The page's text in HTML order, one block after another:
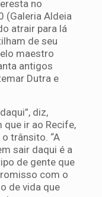
no
(Galeria Aldeia
atrair para lá
de seu
maestro
antigos
Dutra e
diz,
que ir ao Recife,
trânsito. “A
sair daqui é a
de gente que
com o
de vida que